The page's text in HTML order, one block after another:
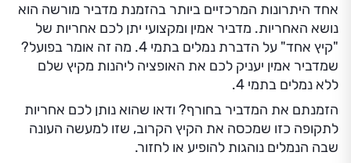
אחד היתרונות המרכזיים ביותר בהזמנת מדביר מורשה הוא
נושא האחריות. מדביר אמין ומקצועי יתן לכם אחריות של
"קיץ אחד" על הדברת נמלים בתמי 4. מה זה אומר בפועל?
שמדביר אמין יעניק לכם את האופציה ליהנות מקיץ שלם
ללא נמלים בתמי 4.
הזמנתם את המדביר בחורף? ודאו שהוא נותן לכם אחריות
לתקופה כזו שמכסה את הקיץ הקרוב, שזו למעשה העונה
שבה הנמלים נוהגות להופיע או לחזור.